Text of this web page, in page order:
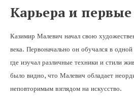
Карьера и
Казимир Малевич начал свою
века. Первоначально он обучался в
где изучал различные техники и стили
было видно, что Малевич обладает
неповторимым взглядом на искусство.